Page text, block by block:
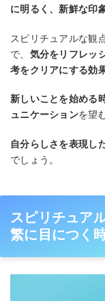
に明るく、新鮮な印
スピリチュアルな観
で、 気分をリフレッ
考をクリアにする効
新しいことを始める
ュニケーションを望
自分らしさを表現し
でしょう。
スピリチュア
繁に目につく